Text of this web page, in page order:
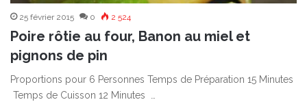
25 février 2015 0 2 524
Poire rôtie au four, Banon au miel et
pignons de pin
Proportions pour 6 Personnes Temps de Préparation 15 Minutes
Temps de Cuisson 12 Minutes …